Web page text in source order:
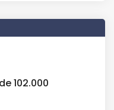
102.000